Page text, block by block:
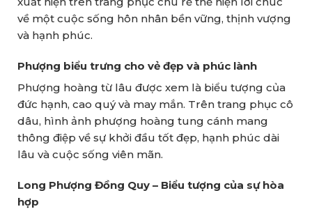
về một cuộc sống hôn nhân bền vững, thịnh vượng
và hạnh phúc.
Phượng biểu trưng cho vẻ đẹp và phúc lành
Phượng hoàng từ lâu được xem là biểu tượng của
đức hạnh, cao quý và may mắn. Trên trang phục cô
dâu, hình ảnh phượng hoàng tung cánh mang
thông điệp về sự khởi đầu tốt đẹp, hạnh phúc dài
lâu và cuộc sống viên mãn.
Long Phượng Đồng Quy – Biểu tượng của sự hòa
hợp